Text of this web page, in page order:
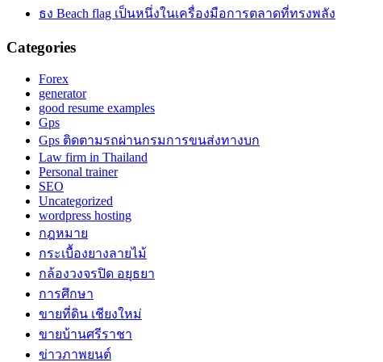
ธง Beach flag เป็นหนึ่งในเครื่องมือการตลาดที่ทรงพลัง
Categories
Forex
generator
good resume examples
Gps
Gps ติดตามรถผ่านกรมการขนส่งทางบก
Law firm in Thailand
Personal trainer
SEO
Uncategorized
wordpress hosting
กฎหมาย
กระเบื้องยางลายไม้
กล้องวงจรปิด อยุธยา
การศึกษา
ขายที่ดิน เชียงใหม่
ขายบ้านศรีราชา
ข่าวภาพยนต์